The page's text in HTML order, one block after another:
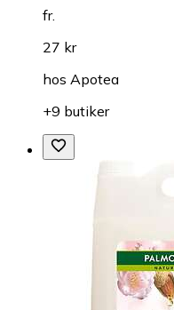
fr.
27 kr
hos Apotea
+9 butiker